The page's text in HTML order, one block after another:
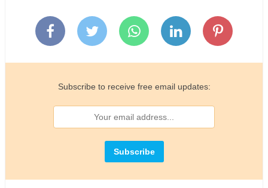
Subscribe to receive free email updates: